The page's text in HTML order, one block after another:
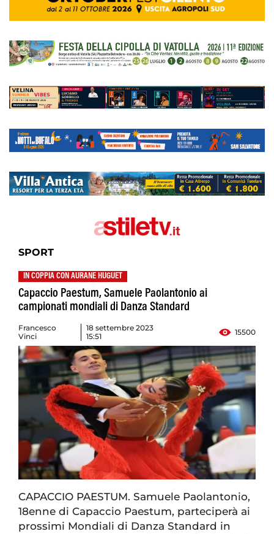
SPORT
IN COPPIA CON AURANE HUGUET
Capaccio Paestum, Samuele Paolantonio ai
campionati mondiali di Danza Standard
Francesco
Vinci
18 settembre 2023
15:51
15500
CAPACCIO PAESTUM. Samuele Paolantonio,
18enne di Capaccio Paestum, parteciperà ai
prossimi Mondiali di Danza Standard in